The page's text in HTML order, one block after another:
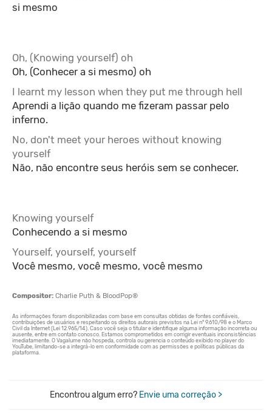
si mesmo
Oh, (Conhecer a si mesmo) oh
Aprendi a lição quando me fizeram passar pelo
inferno.
Não, não encontre seus heróis sem se conhecer.
Conhecendo a si mesmo
Você mesmo, você mesmo, você mesmo
Oh, (Knowing yourself) oh
I learnt my lesson when they put me through hell
No, don't meet your heroes without knowing
yourself
Knowing yourself
Yourself, yourself, yourself
Compositor: Charlie Puth & BloodPop®
Encontrou algum erro? Envie uma correção >